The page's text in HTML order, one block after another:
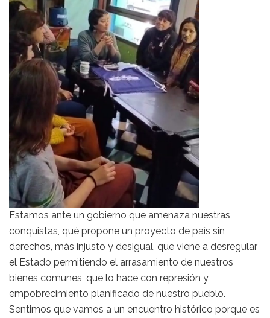
Estamos ante un gobierno que amenaza nuestras
conquistas, qué propone un proyecto de país sin
derechos, más injusto y desigual, que viene a desregular
el Estado permitiendo el arrasamiento de nuestros
bienes comunes, que lo hace con represión y
empobrecimiento planificado de nuestro pueblo.
Sentimos que vamos a un encuentro histórico porque es